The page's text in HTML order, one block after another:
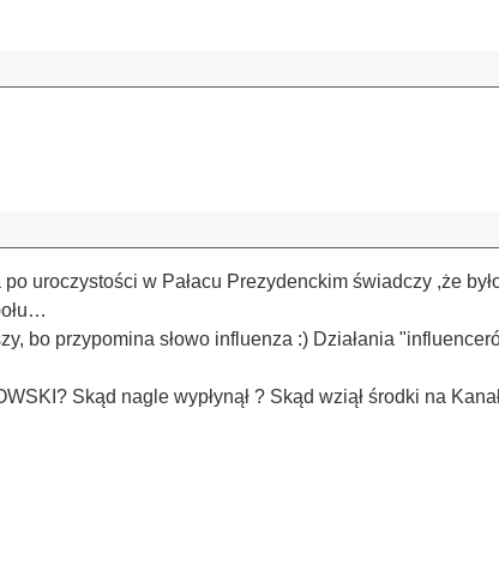
uroczystości w Pałacu Prezydenckim świadczy ,że
bo przypomina słowo influenza :) Działania
Skąd nagle wypłynął ? Skąd wziął środki na